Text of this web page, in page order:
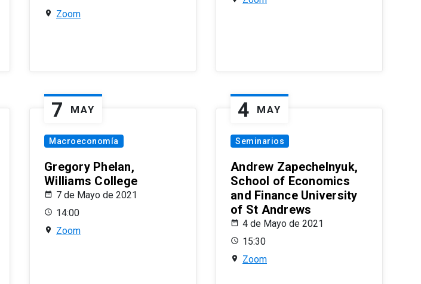
Zoom
7 MAY
Macroeconomía
Gregory Phelan,
Williams College
7 de Mayo de 2021
14:00
Zoom
4 MAY
Seminarios
Andrew Zapechelnyuk,
School of Economics
and Finance University
of St Andrews
4 de Mayo de 2021
15:30
Zoom